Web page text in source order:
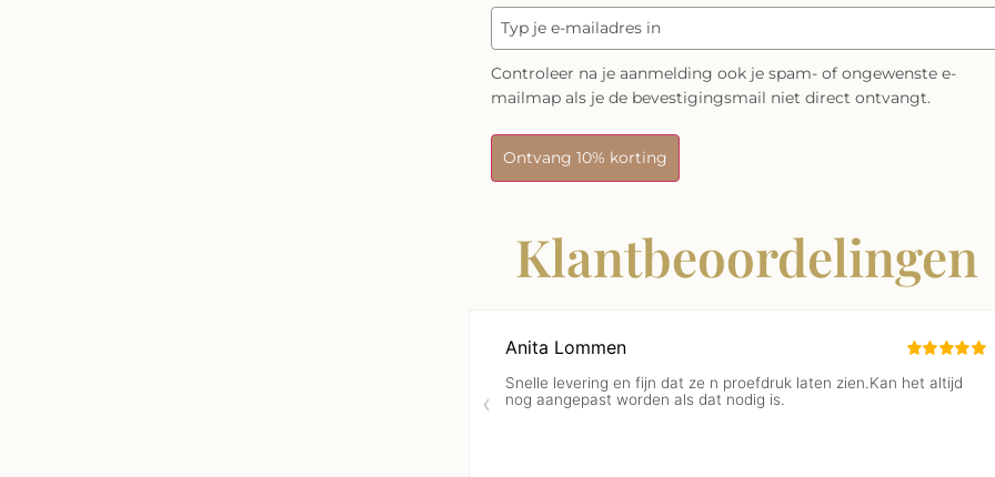
Controleer na je aanmelding ook je spam- of ongewenste e-
mailmap als je de bevestigingsmail niet direct ontvangt.
Ontvang 10% korting
Klantbeoordelingen